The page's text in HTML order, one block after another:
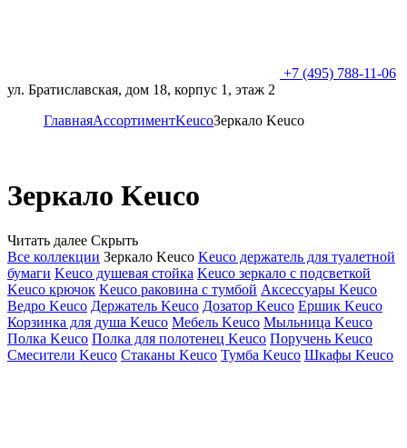
+7 (495) 788-11-06
ул. Братиславская, дом 18, корпус 1, этаж 2
ГлавнаяАссортиментKeucoЗеркало Keuco
Зеркало Keuco
Читать далее Скрыть
Все коллекции Зеркало Keuco Keuco держатель для туалетной
бумаги Keuco душевая стойка Keuco зеркало с подсветкой
Keuco крючок Keuco раковина с тумбой Аксессуары Keuco
Ведро Keuco Держатель Keuco Дозатор Keuco Ершик Keuco
Корзинка для душа Keuco Мебель Keuco Мыльница Keuco
Полка Keuco Полка для полотенец Keuco Поручень Keuco
Смесители Keuco Стаканы Keuco Тумба Keuco Шкафы Keuco